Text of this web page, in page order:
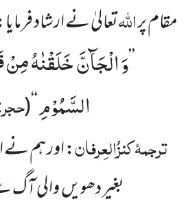
مقام پراللہتعالیٰ نے ارشاد
’’وَ الْجَآنَّ خَلَقْنٰهُ مِنْ
السَّمُوْمِ‘‘
(
ترجمۂکنزُالعِرفان: اور ہم
بغیر دھویں والی آگ